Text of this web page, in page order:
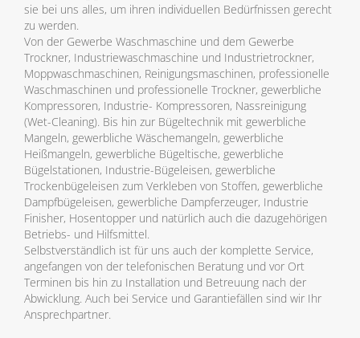
sie bei uns alles, um ihren individuellen Bedürfnissen gerecht
zu werden.
Von der Gewerbe Waschmaschine und dem Gewerbe
Trockner, Industriewaschmaschine und Industrietrockner,
Moppwaschmaschinen, Reinigungsmaschinen, professionelle
Waschmaschinen und professionelle Trockner, gewerbliche
Kompressoren, Industrie- Kompressoren, Nassreinigung
(Wet-Cleaning). Bis hin zur Bügeltechnik mit gewerbliche
Mangeln, gewerbliche Wäschemangeln, gewerbliche
Heißmangeln, gewerbliche Bügeltische, gewerbliche
Bügelstationen, Industrie-Bügeleisen, gewerbliche
Trockenbügeleisen zum Verkleben von Stoffen, gewerbliche
Dampfbügeleisen, gewerbliche Dampferzeuger, Industrie
Finisher, Hosentopper und natürlich auch die dazugehörigen
Betriebs- und Hilfsmittel.
Selbstverständlich ist für uns auch der komplette Service,
angefangen von der telefonischen Beratung und vor Ort
Terminen bis hin zu Installation und Betreuung nach der
Abwicklung. Auch bei Service und Garantiefällen sind wir Ihr
Ansprechpartner.